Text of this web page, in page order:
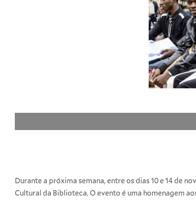
Durante a próxima semana, entre os dias 10 e 14 de
Cultural da Biblioteca. O evento é uma homenagem